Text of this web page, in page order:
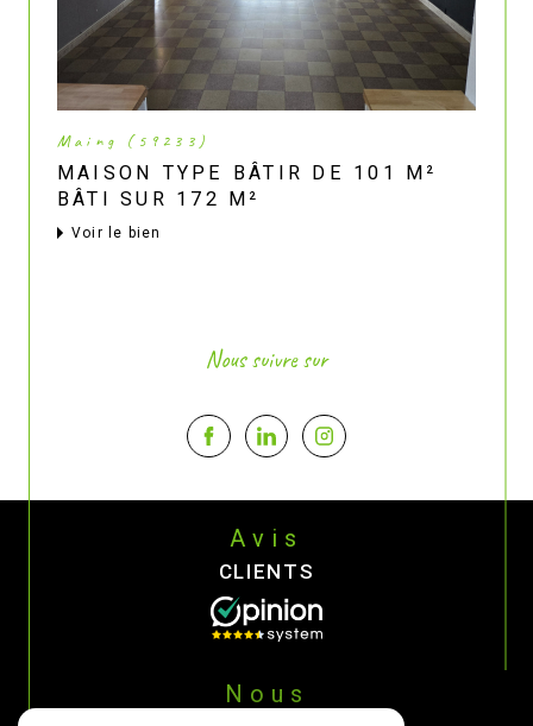
Maing (59233)
MAISON TYPE BÂTIR DE 101 M²
BÂTI SUR 172 M²
voir le bien
Nous suivre sur
Avis
CLIENTS
Nous